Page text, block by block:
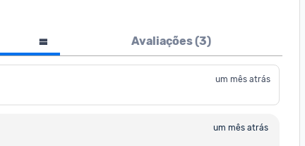
Avaliações (3)
um mês atrás
um mês atrás